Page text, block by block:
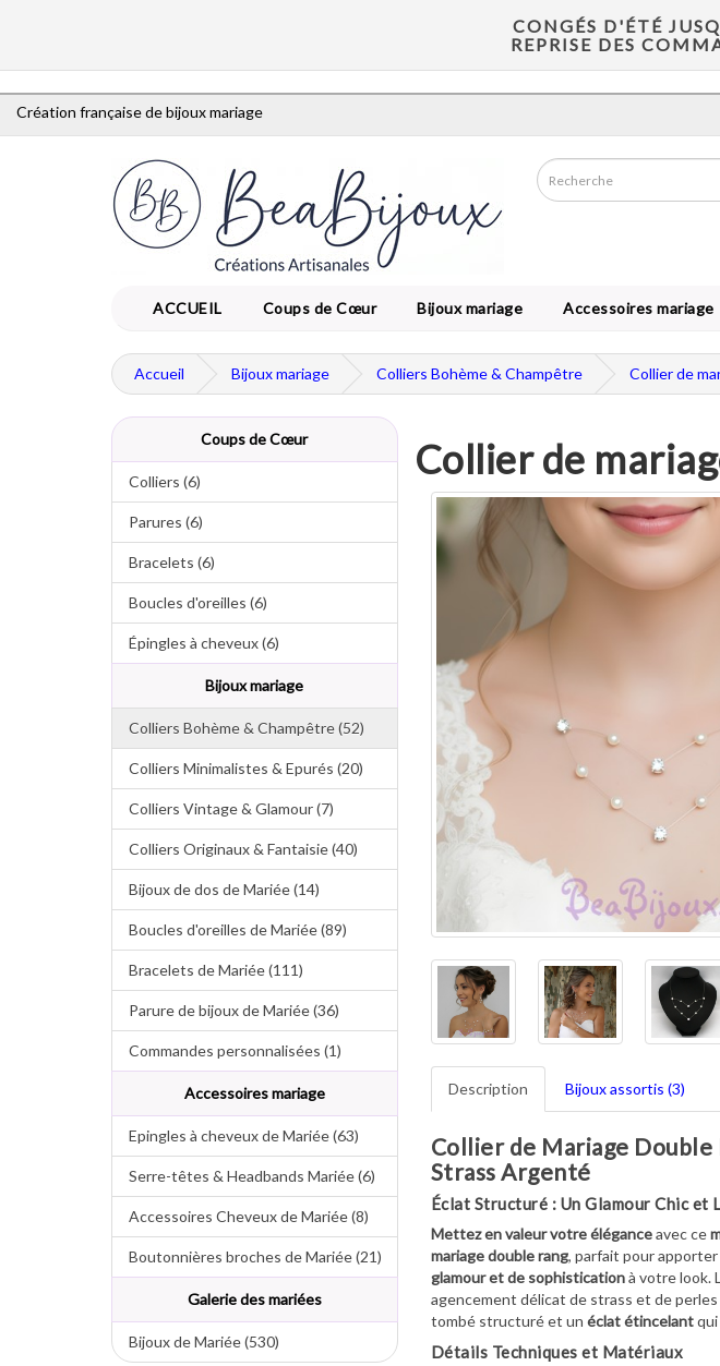
CONGÉS D'ÉTÉ
REPRISE DES
Création française de bijoux mariage
ACCUEIL Coups de Cœur Bijoux mariage Accessoires mariage
Accueil Bijoux mariage Colliers Bohème & Champêtre Collier de
Coups de Cœur
Colliers (6)
Parures (6)
Bracelets (6)
Boucles d'oreilles (6)
Épingles à cheveux (6)
Bijoux mariage
Colliers Bohème & Champêtre (52)
Colliers Minimalistes & Epurés (20)
Colliers Vintage & Glamour (7)
Colliers Originaux & Fantaisie (40)
Bijoux de dos de Mariée (14)
Boucles d'oreilles de Mariée (89)
Bracelets de Mariée (111)
Parure de bijoux de Mariée (36)
Commandes personnalisées (1)
Accessoires mariage
Epingles à cheveux de Mariée (63)
Serre-têtes & Headbands Mariée (6)
Accessoires Cheveux de Mariée (8)
Boutonnières broches de Mariée (21)
Galerie des mariées
Bijoux de Mariée (530)
Collier de
Description Bijoux assortis (3)
Collier de Mariage Double
Strass Argenté
Éclat Structuré : Un Glamour Chic et
Mettez en valeur votre éléganceavec ce
mariage double rang, parfait pour
glamour et de sophisticationà votre look.
agencement délicat de strass et de
tombé structuré et un éclat étincelantqui
Détails Techniques et Matériaux